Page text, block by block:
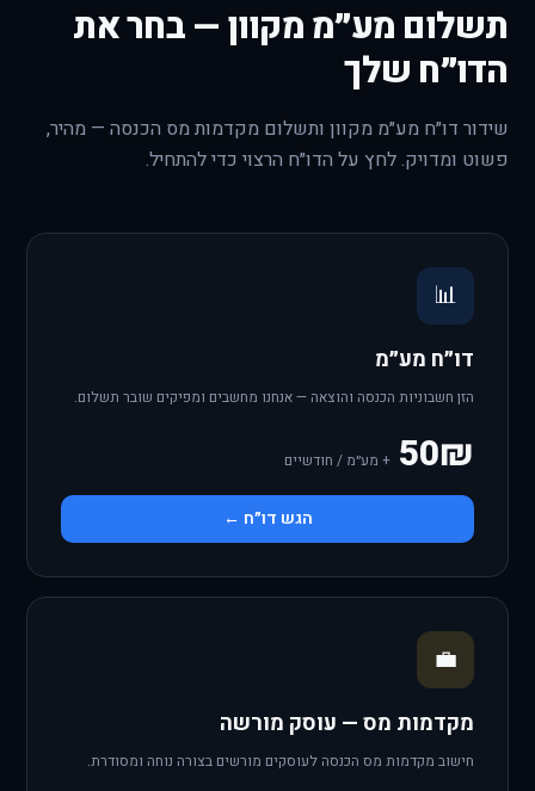
תשלום מע״מ מקוון — בחר את
הדו״ח שלך
שידור דו״ח מע״מ מקוון ותשלום מקדמות מס הכנסה — מהיר,
פשוט ומדויק. לחץ על הדו״ח הרצוי כדי להתחיל.
📊
דו״ח מע״מ
הזן חשבוניות הכנסה והוצאה — אנחנו מחשבים ומפיקים שובר תשלום.
50₪ + מע״מ / חודשיים
הגש דו״ח ←
💼
מקדמות מס — עוסק מורשה
חישוב מקדמות מס הכנסה לעוסקים מורשים בצורה נוחה ומסודרת.